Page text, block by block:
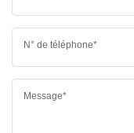
N° de téléphone*
Message*